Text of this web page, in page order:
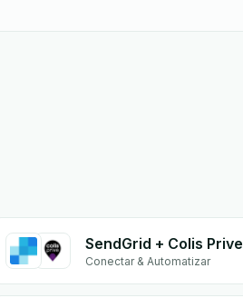
SendGrid + Colis Prive
Conectar & Automatizar